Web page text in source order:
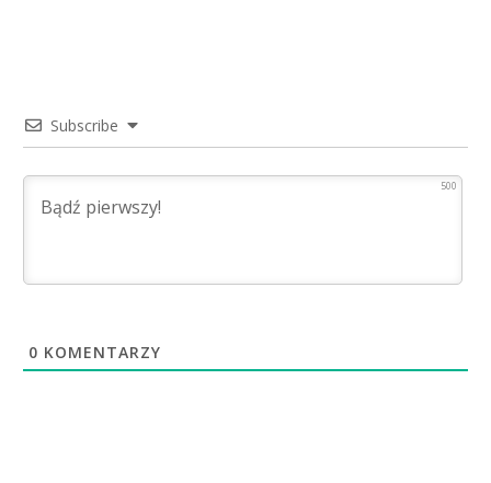
Subscribe
500
0 KOMENTARZY